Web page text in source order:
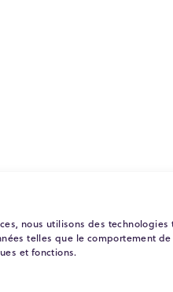
nous utilisons des
telles que le comportement
et fonctions.